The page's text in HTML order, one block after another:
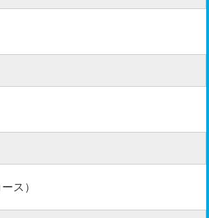
ス）